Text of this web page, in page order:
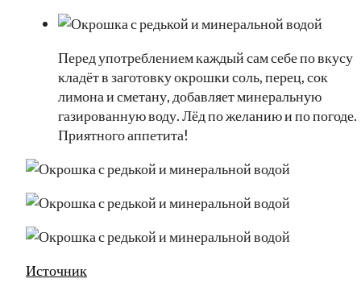
Перед употреблением каждый сам себе по вкусу
кладёт в заготовку окрошки соль, перец, сок
лимона и сметану, добавляет минеральную
газированную воду. Лёд по желанию и по погоде.
Приятного аппетита!
Источник